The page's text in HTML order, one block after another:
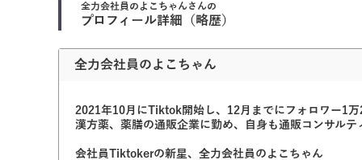
全力会社員のよこちゃん さんの
プロフィール詳細（略歴）
全力会社員のよこちゃん
2021年10月にTiktok開始し、12月までにフォロワー1
漢方薬、薬膳の通販企業に勤め、自身も通販コンサル
会社員Tiktokerの新星、全力会社員のよこちゃん